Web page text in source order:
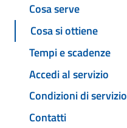
Cosa serve
Cosa si ottiene
Tempi e scadenze
Accedi al servizio
Condizioni di servizio
Contatti